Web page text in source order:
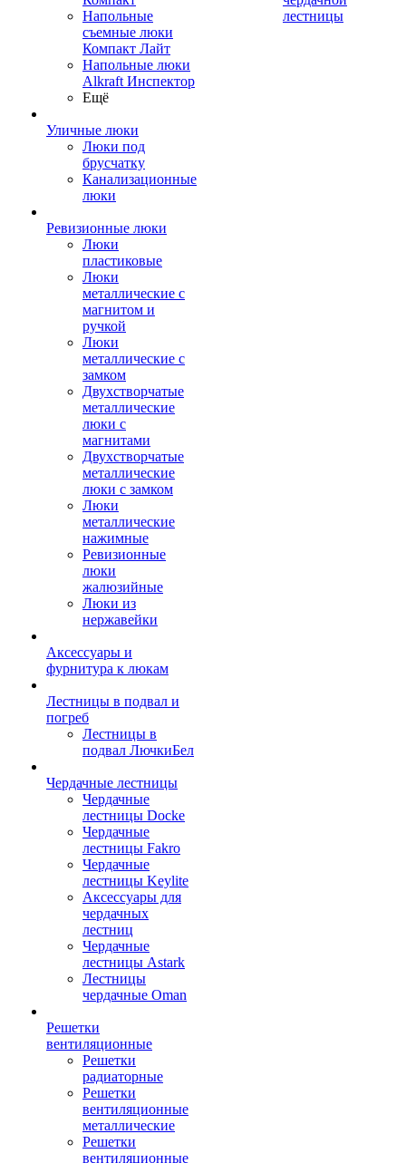
Напольные
съемные люки
Компакт Лайт
Напольные люки
Alkraft Инспектор
Ещё
Уличные люки
Люки под
брусчатку
Канализационные
люки
Ревизионные люки
Люки
пластиковые
Люки
металлические с
магнитом и
ручкой
Люки
металлические с
замком
Двухстворчатые
металлические
люки с
магнитами
Двухстворчатые
металлические
люки с замком
Люки
металлические
нажимные
Ревизионные
люки
жалюзийные
Люки из
нержавейки
Аксессуары и
фурнитура к люкам
Лестницы в подвал и
погреб
Лестницы в
подвал ЛючкиБел
Чердачные лестницы
Чердачные
лестницы Docke
Чердачные
лестницы Fakro
Чердачные
лестницы Keylite
Аксессуары для
чердачных
лестниц
Чердачные
лестницы Astark
Лестницы
чердачные Oman
Решетки
вентиляционные
Решетки
радиаторные
Решетки
вентиляционные
металлические
Решетки
вентиляционные
лестницы